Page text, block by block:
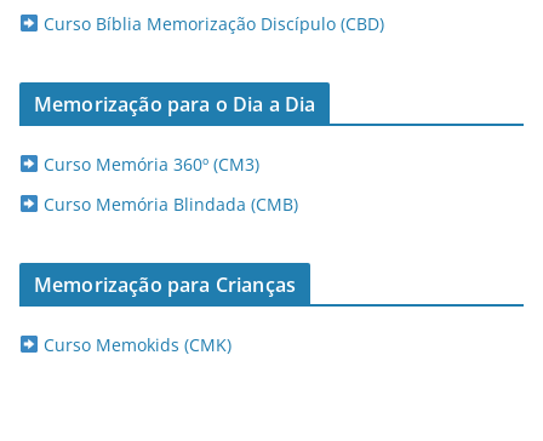
Curso Bíblia Memorização Discípulo (CBD)
Memorização para o Dia a Dia
Curso Memória 360º (CM3)
Curso Memória Blindada (CMB)
Memorização para Crianças
Curso Memokids (CMK)